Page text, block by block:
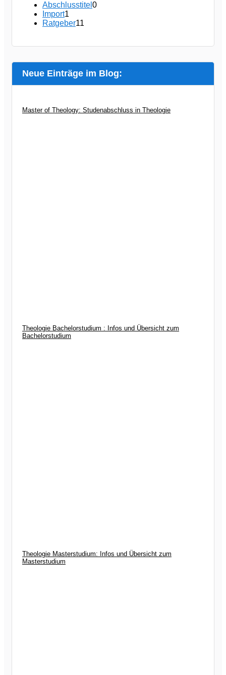
Abschlusstitel 0
Import1
Ratgeber11
Neue Einträge im Blog:
Master of Theology: Studenabschluss in Theologie
Theologie Bachelorstudium : Infos und Übersicht zum
Bachelorstudium
Theologie Masterstudium: Infos und Übersicht zum
Masterstudium